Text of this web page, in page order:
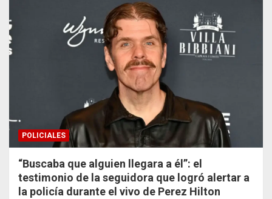
POLICIALES
“Buscaba que alguien llegara a él”: el
testimonio de la seguidora que logró alertar a
la policía durante el vivo de Perez Hilton